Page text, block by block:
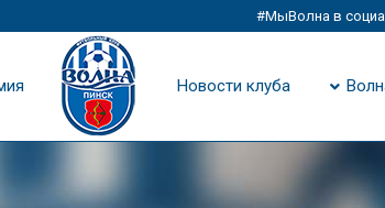
#МыВолна в
Новости клуба